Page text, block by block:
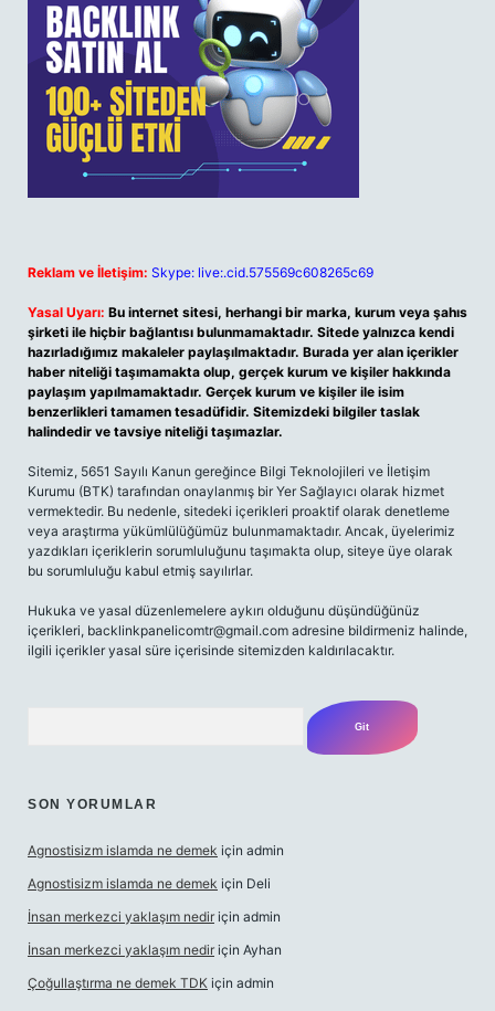
Reklam ve İletişim: Skype: live:.cid.575569c608265c69
Yasal Uyarı: Bu internet sitesi, herhangi bir marka, kurum veya şahıs
şirketi ile hiçbir bağlantısı bulunmamaktadır. Sitede yalnızca kendi
hazırladığımız makaleler paylaşılmaktadır. Burada yer alan içerikler
haber niteliği taşımamakta olup, gerçek kurum ve kişiler hakkında
paylaşım yapılmamaktadır. Gerçek kurum ve kişiler ile isim
benzerlikleri tamamen tesadüfidir. Sitemizdeki bilgiler taslak
halindedir ve tavsiye niteliği taşımazlar.
Sitemiz, 5651 Sayılı Kanun gereğince Bilgi Teknolojileri ve İletişim
Kurumu (BTK) tarafından onaylanmış bir Yer Sağlayıcı olarak hizmet
vermektedir. Bu nedenle, sitedeki içerikleri proaktif olarak denetleme
veya araştırma yükümlülüğümüz bulunmamaktadır. Ancak, üyelerimiz
yazdıkları içeriklerin sorumluluğunu taşımakta olup, siteye üye olarak
bu sorumluluğu kabul etmiş sayılırlar.
Hukuka ve yasal düzenlemelere aykırı olduğunu düşündüğünüz
içerikleri, backlinkpanelicomtr@gmail.com adresine bildirmeniz halinde,
ilgili içerikler yasal süre içerisinde sitemizden kaldırılacaktır.
SON YORUMLAR
Agnostisizm islamda ne demek için admin
Agnostisizm islamda ne demek için Deli
İnsan merkezci yaklaşım nedir için admin
İnsan merkezci yaklaşım nedir için Ayhan
Çoğullaştırma ne demek TDK için admin